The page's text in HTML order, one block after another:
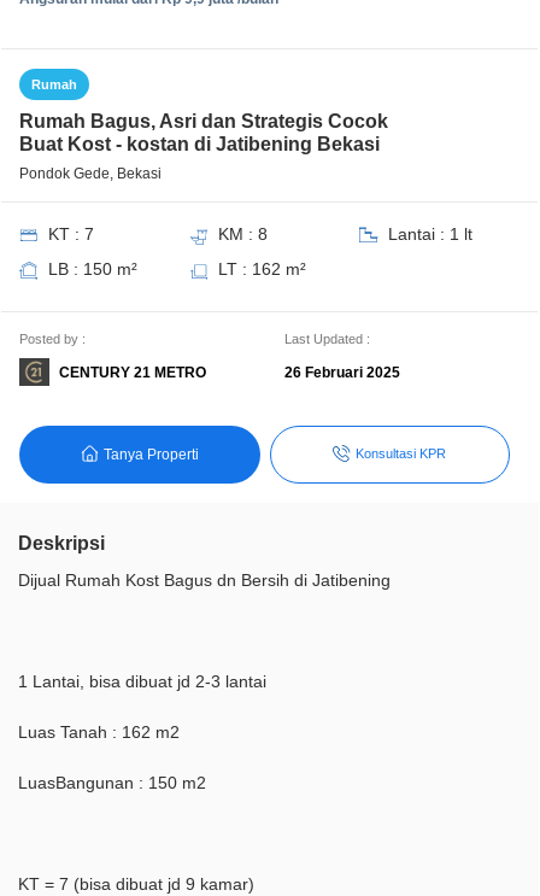
Rumah
Rumah Bagus, Asri dan Strategis Cocok
Buat Kost - kostan di Jatibening Bekasi
Pondok Gede, Bekasi
KT : 7 KM : 8
Lantai : 1 lt
LB : 150 m²
LT : 162 m²
Posted by :
CENTURY 21 METRO
Last Updated :
26 Februari 2025
Tanya Properti Konsultasi KPR
Deskripsi
Dijual Rumah Kost Bagus dn Bersih di Jatibening
1 Lantai, bisa dibuat jd 2-3 lantai
Luas Tanah : 162 m2
LuasBangunan : 150 m2
KT = 7 (bisa dibuat jd 9 kamar)